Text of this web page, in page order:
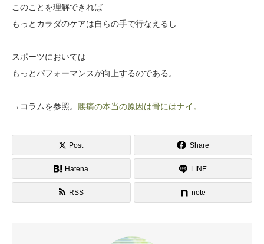
このことを理解できれば
もっとカラダのケアは自らの手で行なえるし
スポーツにおいては
もっとパフォーマンスが向上するのである。
→コラムを参照。 腰痛の本当の原因は骨にはナイ。
Post Share
Hatena LINE
RSS note